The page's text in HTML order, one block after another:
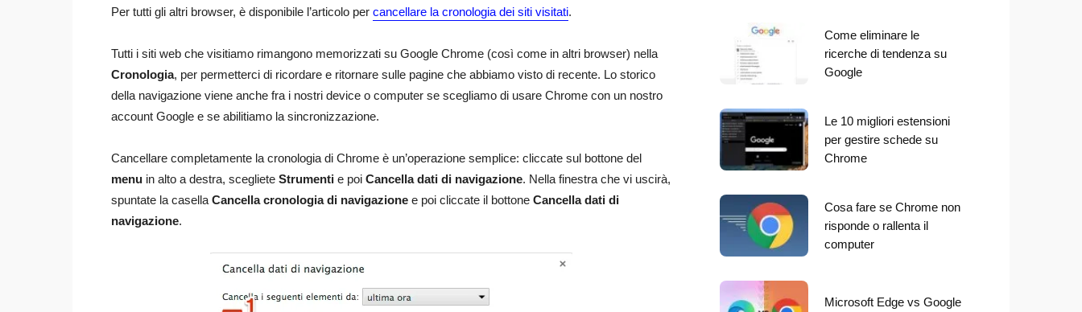
Per tutti gli altri browser, è disponibile l’articolo per cancellare la cronologia dei siti visitati.
Tutti i siti web che visitiamo rimangono memorizzati su Google Chrome (così come in altri browser) nella
Cronologia, per permetterci di ricordare e ritornare sulle pagine che abbiamo visto di recente. Lo storico
della navigazione viene anche fra i nostri device o computer se scegliamo di usare Chrome con un nostro
account Google e se abilitiamo la sincronizzazione.
Cancellare completamente la cronologia di Chrome è un’operazione semplice: cliccate sul bottone del
menu in alto a destra, scegliete Strumenti e poi Cancella dati di navigazione. Nella finestra che vi uscirà,
spuntate la casella Cancella cronologia di navigazione e poi cliccate il bottone Cancella dati di
navigazione.
Come eliminare le
ricerche di tendenza su
Google
Le 10 migliori estensioni
per gestire schede su
Chrome
Cosa fare se Chrome non
risponde o rallenta il
computer
Microsoft Edge vs Google